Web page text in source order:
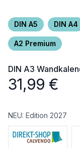
DIN A5 DIN A4
A2 Premium
DIN A3
31,99 €
NEU: Edition 2027